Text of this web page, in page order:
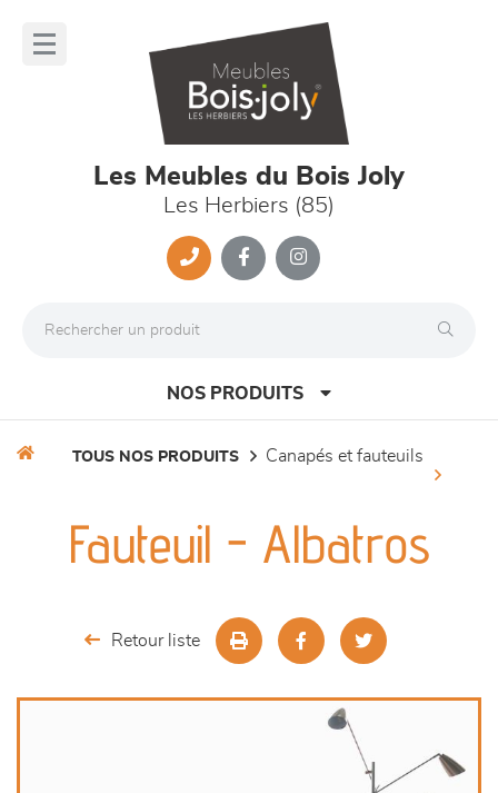
Les Meubles du Bois Joly
Les Herbiers (85)
NOS PRODUITS
séjours
meubles de complément
TOUS NOS PRODUITS canapés et fauteuils
Fauteuil - Albatros
Retour liste